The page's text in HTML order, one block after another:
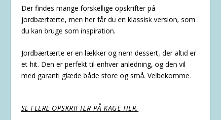
Der findes mange forskellige opskrifter på
jordbærtærte, men her får du en klassisk version, som
du kan bruge som inspiration.
Jordbærtærte er en lækker og nem dessert, der altid er
et hit. Den er perfekt til enhver anledning, og den vil
med garanti glæde både store og små. Velbekomme.
SE FLERE OPSKRIFTER PÅ KAGE HER.